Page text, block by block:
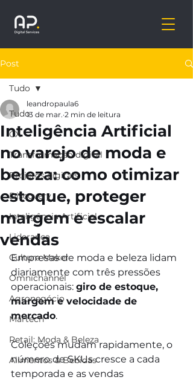
Post
Tudo
CX
Transformação digital
Projetos digitais
Discovery
Inteligência Artificial
Liderança
Cultura Maker
Omnichannel
Agronegócio
Martech
Retail: Moda & Beleza
Alimentos & Bebidas
Tudo
Inteligência Artificial
no varejo de moda e
beleza: como otimizar
estoque, proteger
margem e escalar
vendas
leandropaula6
13 de mar. 2 min de leitura
Empresas de moda e beleza lidam
diariamente com três pressões
operacionais: giro de estoque,
margem e velocidade de
mercado.
Coleções mudam rapidamente, o
número de SKUs cresce a cada
temporada e as vendas